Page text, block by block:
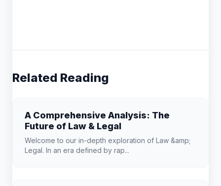
Related Reading
A Comprehensive Analysis: The
Future of Law & Legal
Welcome to our in-depth exploration of Law &amp;
Legal. In an era defined by rap...